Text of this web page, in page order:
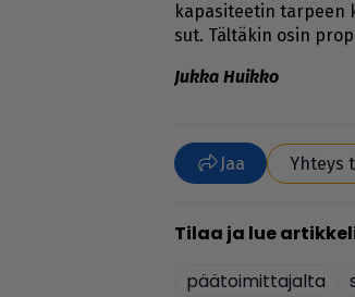
ka­pa­si­tee­tin tar­peen
sut. Täl­tä­kin osin
Juk­ka Huik­ko
Jaa Yhteys
päätoimittajalta